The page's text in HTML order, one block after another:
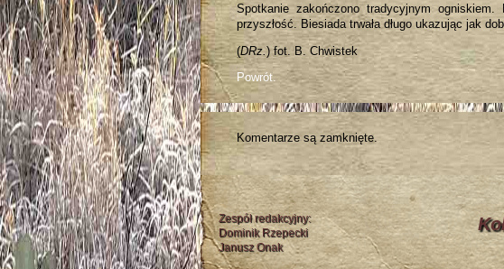
Spotkanie zakończono tradycyjnym
przyszłość. Biesiada trwała długo ukazując jak
(DRz. ) fot. B. Chwistek
Powrót.
Komentarze są zamknięte.
Zespół redakcyjny:
Dominik Rzepecki
Janusz Onak